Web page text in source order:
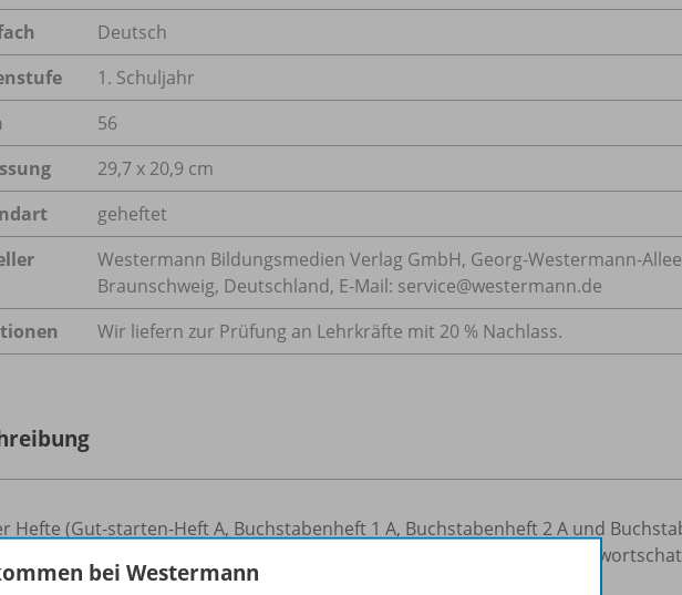
Deutsch
1. Schuljahr
56
29,7 x 20,9 cm
geheftet
Westermann Bildungsmedien Verlag GmbH, Georg-Westermann-
Braunschweig, Deutschland, E-Mail: service@westermann.de
Wir liefern zur Prüfung an Lehrkräfte mit 20 % Nachlass.
Hefte (Gut-starten-Heft A, Buchstabenheft 1 A, Buchstabenheft 2 A und
sehr übersichtlich strukturiert und kleinschrittig aufgebaut. Der
Stolpersteine auftreten.
bei Westermann